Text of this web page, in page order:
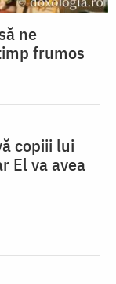
ne
frumos
copiii lui
El va avea